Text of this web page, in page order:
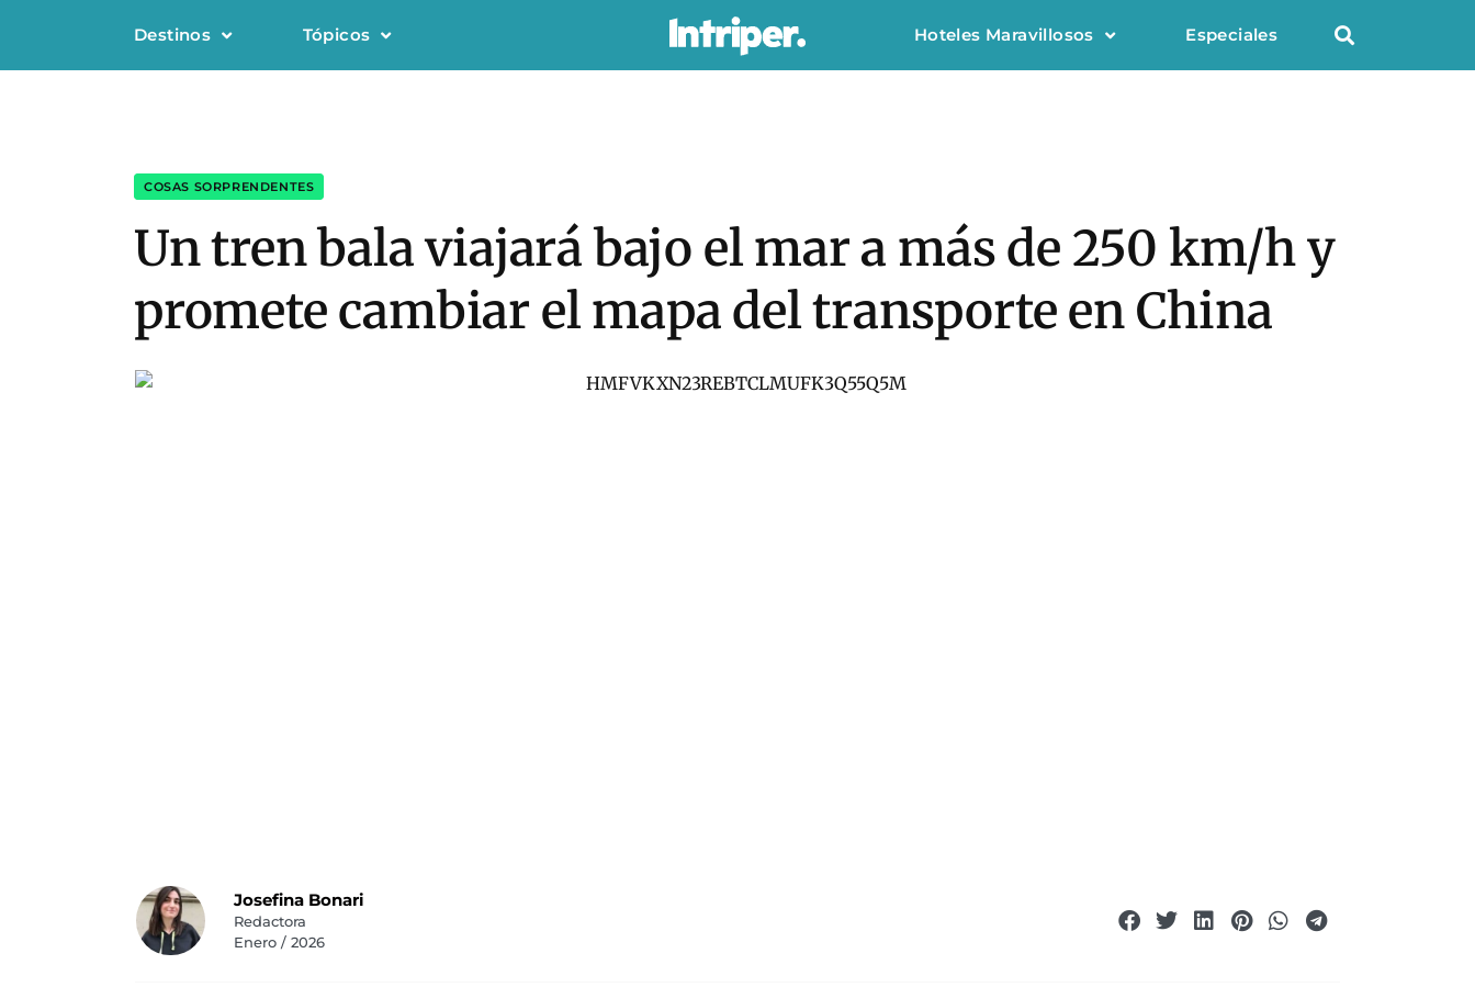
Destinos Tópicos Hoteles Maravillosos Especiales
COSAS SORPRENDENTES
Un tren bala viajará bajo el mar a más de 250 km/h y
promete cambiar el mapa del transporte en China
Josefina Bonari
Redactora
Enero / 2026